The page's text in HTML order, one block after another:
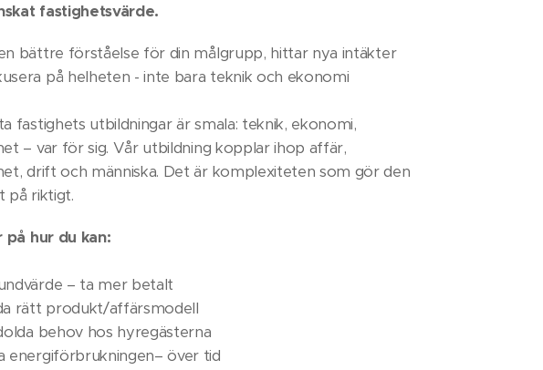
fastighetsvärde.
bättre förståelse för din målgrupp, hittar nya intäkter
på helheten - inte bara teknik och ekonomi
fastighets utbildningar är smala: teknik, ekonomi,
– var för sig. Vår utbildning kopplar ihop affär,
drift och människa. Det är komplexiteten som gör den
på riktigt.
hur du kan:
– ta mer betalt
rätt produkt/affärsmodell
behov hos hyregästerna
energiförbrukningen– över tid